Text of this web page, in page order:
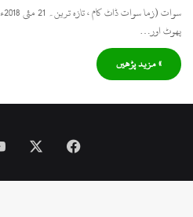
پھوٹ اور…
» مزید پڑھیں
Facebook